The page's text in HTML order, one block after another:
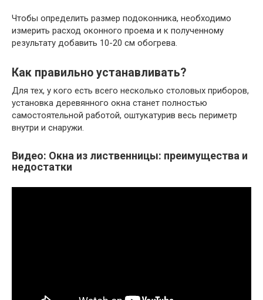
Чтобы определить размер подоконника, необходимо
измерить расход оконного проема и к полученному
результату добавить 10-20 см обогрева.
Как правильно устанавливать?
Для тех, у кого есть всего несколько столовых приборов,
установка деревянного окна станет полностью
самостоятельной работой, оштукатурив весь периметр
внутри и снаружи.
Видео: Окна из лиственницы: преимущества и
недостатки